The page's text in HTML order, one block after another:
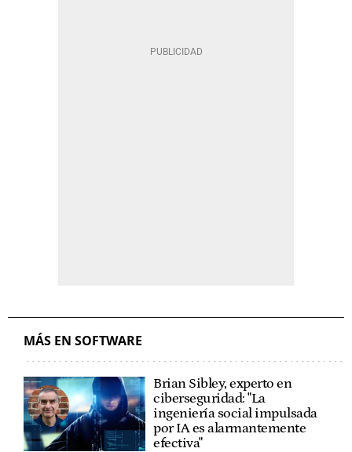
MÁS EN SOFTWARE
Brian Sibley, experto en
ciberseguridad: "La
ingeniería social impulsada
por IA es alarmantemente
efectiva"